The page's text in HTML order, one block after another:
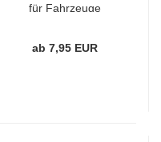
für Fahrzeuge
ab 7,95 EUR